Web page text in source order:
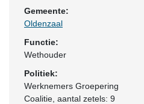
Gemeente:
Oldenzaal
Functie:
Wethouder
Politiek:
Werknemers Groepering
Coalitie , aantal zetels: 9